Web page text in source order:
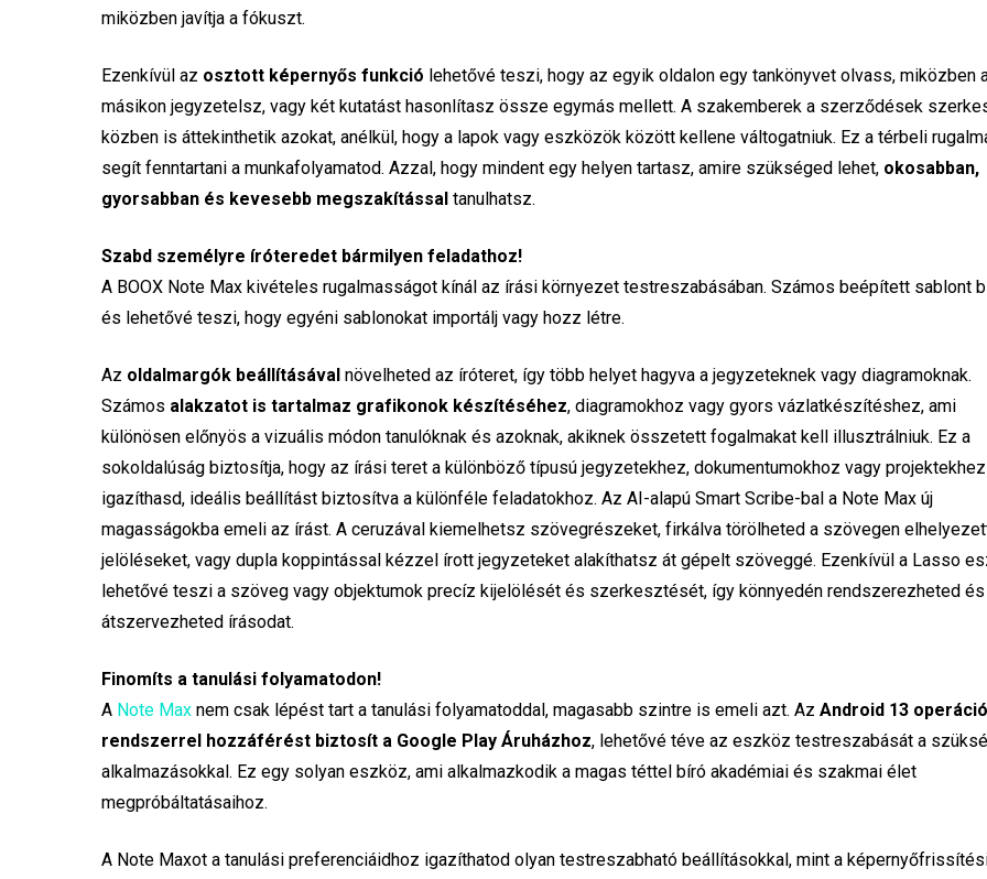
miközben javítja a fókuszt.
Ezenkívül az osztott képernyős funkció lehetővé teszi, hogy az egyik oldalon egy tankönyvet olvass, miközben
másikon jegyzetelsz, vagy két kutatást hasonlítasz össze egymás mellett. A szakemberek a szerződések
közben is áttekinthetik azokat, anélkül, hogy a lapok vagy eszközök között kellene váltogatniuk. Ez a térbeli
segít fenntartani a munkafolyamatod. Azzal, hogy mindent egy helyen tartasz, amire szükséged lehet, okosabban,
gyorsabban és kevesebb megszakítással tanulhatsz.
Szabd személyre íróteredet bármilyen feladathoz!
A BOOX Note Max kivételes rugalmasságot kínál az írási környezet testreszabásában. Számos beépített sablont
és lehetővé teszi, hogy egyéni sablonokat importálj vagy hozz létre.
Az oldalmargók beállításával növelheted az íróteret, így több helyet hagyva a jegyzeteknek vagy diagramoknak.
Számos alakzatot is tartalmaz grafikonok készítéséhez, diagramokhoz vagy gyors vázlatkészítéshez, ami
különösen előnyös a vizuális módon tanulóknak és azoknak, akiknek összetett fogalmakat kell illusztrálniuk. Ez a
sokoldalúság biztosítja, hogy az írási teret a különböző típusú jegyzetekhez, dokumentumokhoz vagy projektekhez
igazíthasd, ideális beállítást biztosítva a különféle feladatokhoz. Az AI-alapú Smart Scribe-bal a Note Max új
magasságokba emeli az írást. A ceruzával kiemelhetsz szövegrészeket, firkálva törölheted a szövegen
jelöléseket, vagy dupla koppintással kézzel írott jegyzeteket alakíthatsz át gépelt szöveggé. Ezenkívül a Lasso
lehetővé teszi a szöveg vagy objektumok precíz kijelölését és szerkesztését, így könnyedén rendszerezheted és
átszervezheted írásodat.
Finomíts a tanulási folyamatodon!
A Note Max nem csak lépést tart a tanulási folyamatoddal, magasabb szintre is emeli azt. AzAndroid 13
rendszerrel hozzáférést biztosít a Google Play Áruházhoz, lehetővé téve az eszköz testreszabását a
alkalmazásokkal. Ez egy solyan eszköz, ami alkalmazkodik a magas téttel bíró akadémiai és szakmai élet
megpróbáltatásaihoz.
A Note Maxot a tanulási preferenciáidhoz igazíthatod olyan testreszabható beállításokkal, mint a